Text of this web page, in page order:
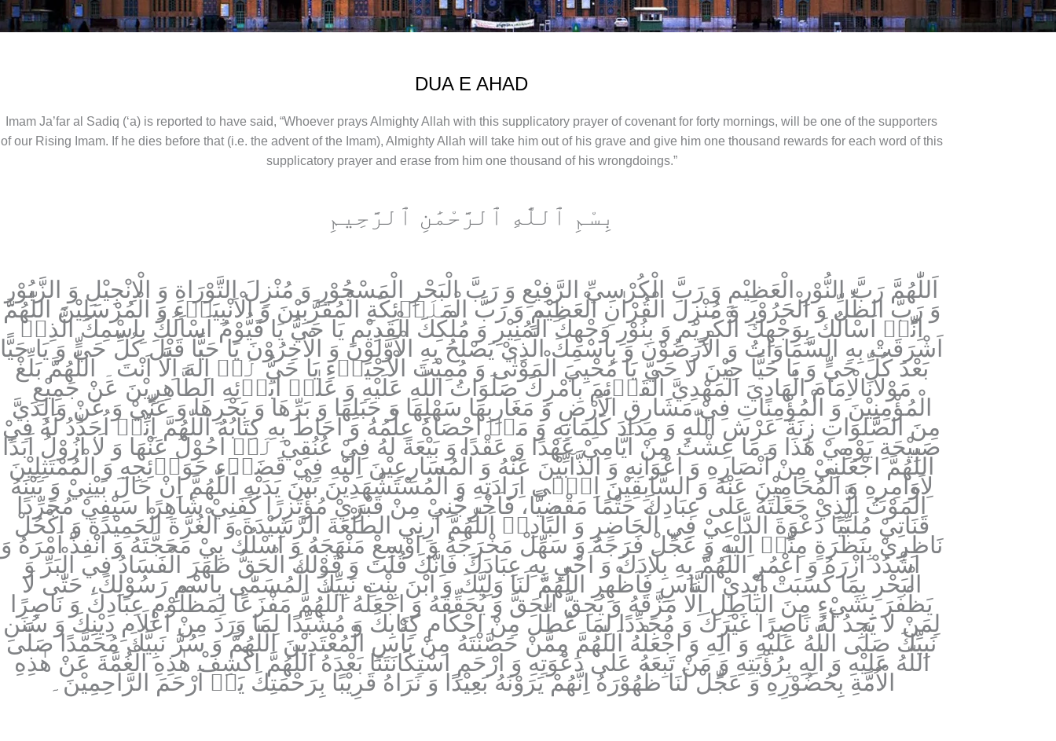
DUA E AHAD
Imam Ja’far al Sadiq (‘a) is reported to have said, “Whoever prays Almighty Allah with this supplicatory prayer of covenant for forty mornings, will be one of the supporters
of our Rising Imam. If he dies before that (i.e. the advent of the Imam), Almighty Allah will take him out of his grave and give him one thousand rewards for each word of this
supplicatory prayer and erase from him one thousand of his wrongdoings.”
بِسْمِ ٱللَّٰهِ ٱلرَّحْمَٰنِ ٱلرَّحِيمِ
اَللّٰهُمَّ رَبَّ النُّوْرِ الْعَظِيْمِ وَ رَبَّ الْكُرْسِيِّ الرَّفِيْعِ وَ رَبَّ الْبَحْرِ الْمَسْجُوْرِ وَ مُنْزِلَ التَّوْرَاةِ وَ الْاِنْجِيْلِ وَ الزَّبُوْرِ
وَ رَبَّ الظِّلِّ وَ الْحَرُوْرِ وَ مُنْزِلَ الْقُرْاٰنِ الْعَظِيْمِ وَ رَبَّ الْمَلَاۤئِكَةِ الْمُقَرَّبِيْنَ وَ الْاَنْبِيَاۤءِ وَ الْمُرْسَلِيْنَ اَللّٰهُمَّ
اِنِّيۤ اَسْاَلُكَ بِوَجْهِكَ الْكَرِيْمِ وَ بِنُوْرِ وَجْهِكَ الْمُنِيْرِ وَ مُلْكِكَ الْقَدِيْمِ يَا حَيُّ يَا قَيُّوْمُ اَسْاَلُكَ بِاسْمِكَ الَّذِيۤ
اَشْرَقَتْ بِهِ السَّمَاوَاتُ وَ الْاَرَضُوْنَ وَ بِاسْمِكَ الَّذِيْ يَصْلَحُ بِهِ الْاَوَّلُوْنَ وَ الْاٰخِرُوْنَ يَا حَيًّا قَبْلَ كُلِّ حَيٍّ وَ يَا حَيًّا
بَعْدَ كُلِّ حَيٍّ وَ يَا حَيًّا حِيْنَ لَا حَيَّ يَا مُحْيِيَ الْمَوْتٰى وَ مُمِيْتَ الْاَحْيَاۤءِ يَا حَيُّ لَاۤ اِلٰهَ اِلَّا اَنْتَ۔ اَللّٰهُمَّ بَلِّغْ
مَوْلَانَالْاِمَامَ الْهَادِيَ الْمَهْدِيَّ الْقَاۤئِمَ بِاَمْرِكَ صَلَوَاتُ اللّٰهِ عَلَيْهِ وَ عَلٰىۤ اٰبَاۤئِهِ الطَّاهِرِيْنَ عَنْ جَمِيْعِ
الْمُؤْمِنِيْنَ وَ الْمُؤْمِنَاتِ فِيْ مَشَارِقِ الْاَرْضِ وَ مَغَارِبِهَا سَهْلِهَا وَ جَبَلِهَا وَ بَرِّهَا وَ بَحْرِهَا وَ عَنِّيْ وَ عَنْ وَالِدَيَّ
مِنَ الصَّلَوَاتِ زِنَةَ عَرْشِ اللّٰهِ وَ مِدَادَ كَلِمَاتِهِ وَ مَاۤ اَحْصَاهُ عِلْمُهُ وَ اَحَاطَ بِهِ كِتَابُهُ اَللّٰهُمَّ اِنِّيۤ اُجَدِّدُ لَهُ فِيْ
صَبِيْحَةِ يَوْمِيْ هٰذَا وَ مَا عِشْتُ مِنْ اَيَّامِيْ عَهْدًا وَ عَقْدًا وَ بَيْعَةً لَهُ فِيْ عُنُقِيْ لَاۤ اَحُوْلُ عَنْهَا وَ لَا اَزُوْلُ اَبَدًا
اَللّٰهُمَّ اجْعَلْنِيْ مِنْ اَنْصَارِهِ وَ اَعْوَانِهِ وَ الذَّآبِّيْنَ عَنْهُ وَ الْمُسَارِعِيْنَ اِلَيْهِ فِيْ قَضَاۤءِ حَوَاۤئِجِهِ وَ الْمُمْتَثِلِيْنَ
لِاَوَامِرِهِ‏ وَ الْمُحَامِيْنَ عَنْهُ وَ السَّابِقِيْنَ اِلٰۤى اِرَادَتِهِ وَ الْمُسْتَشْهَدِيْنَ بَيْنَ يَدَيْهِ اَللّٰهُمَّ اِنْ حَالَ بَيْنِيْ وَ بَيْنَهُ
الْمَوْتُ الَّذِيْ جَعَلْتَهُ عَلٰى عِبَادِكَ حَتْمًا مَقْضِيًّا، فَاَخْرِجْنِيْ مِنْ قَبْرِيْ مُؤْتَزِرًا كَفَنِيْ شَاهِرًا سَيْفِيْ مُجَرِّدًا
قَنَاتِيْ مُلَبِّيًا دَعْوَةَ الدَّاعِيْ فِي الْحَاضِرِ وَ الْبَادِيۤ اَللّٰهُمَّ اَرِنِي الطَّلْعَةَ الرَّشِيْدَةَ وَ الْغُرَّةَ الْحَمِيْدَةَ وَ اكْحُلْ
نَاظِرِيْ بِنَظْرَةٍ مِنِّيۤ اِلَيْهِ وَ عَجِّلْ فَرَجَهُ وَ سَهِّلْ مَخْرَجَهُ وَ اَوْسِعْ مَنْهَجَهُ وَ اسْلُكْ بِيْ مَحَجَّتَهُ وَ اَنْفِذْ اَمْرَهُ وَ
اشْدُدْ اَزْرَهُ وَ اعْمُرِ اللّٰهُمَّ بِهِ بِلَادَكَ وَ اَحْيِ بِهِ عِبَادَكَ فَاِنَّكَ قُلْتَ وَ قَوْلُكَ الْحَقُّ ظَهَرَ الْفَسَادُ فِي الْبَرِّ وَ
الْبَحْرِ بِمَا كَسَبَتْ اَيْدِيْ النَّاسِ فَاَظْهِرِ اللّٰهُمَّ لَنَا وَلِيَّكَ وَ ابْنَ بِنْتِ نَبِيِّكَ الْمُسَمّٰى بِاسْمِ رَسُوْلِكَ، حَتّٰى لَا
يَظْفَرَ بِشَيْ‏ءٍ مِنَ الْبَاطِلِ اِلَّا مَزَّقَهُ وَ يُحِقَّ الْحَقَّ وَ يُحَقِّقَهُ وَ اجْعَلْهُ اللّٰهُمَّ مَفْزَعًا لِمَظْلُوْمِ عِبَادِكَ وَ نَاصِرًا
لِمَنْ لَا يَجِدُ لَهُ نَاصِرًا غَيْرَكَ وَ مُجَدِّدًا لِمَا عُطِّلَ مِنْ اَحْكَامِ كِتَابِكَ وَ مُشَيِّدًا لِمَا وَرَدَ مِنْ اَعْلَامِ دِيْنِكَ وَ سُنَنِ
نَبِيِّكَ صَلَّى اللّٰهُ عَلَيْهِ وَ اٰلِهِ وَ اجْعَلْهُ اَللّٰهُمَّ مِمَّنْ حَصَّنْتَهُ مِنْ بَأْسِ الْمُعْتَدِيْنَ اَللّٰهُمَّ وَ سُرَّ نَبِيَّكَ مُحَمَّدًا صَلَّى
اللّٰهُ عَلَيْهِ وَ اٰلِهِ بِرُؤْيَتِهِ وَ مَنْ تَبِعَهُ عَلٰى دَعْوَتِهِ وَ ارْحَمِ اسْتِكَانَتَنَا بَعْدَهُ اَللّٰهُمَّ اكْشِفْ هٰذِهِ الْغُمَّةَ عَنْ هٰذِهِ
الْاُمَّةِ بِحُضُوْرِهِ وَ عَجِّلْ لَنَا ظُهُوْرَهُ اِنَّهُمْ يَرَوْنَهُ بَعِيْدًا وَ نَرَاهُ قَرِيْبًا بِرَحْمَتِكَ يَاۤ اَرْحَمَ الرَّاحِمِيْنَ۔